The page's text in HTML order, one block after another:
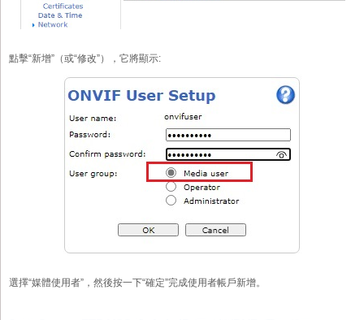
點擊“新增”（或“修改”），它將顯示:
選擇“媒體使用者”，然後按一下“確定”完成使用者帳戶新增。